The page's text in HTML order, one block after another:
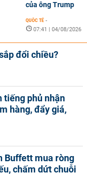
của ông Trump
QUỐC TẾ -
07:41 | 04/08/2026
đổi chiều?
tiếng phủ nhận
hàng, đẩy giá,
Buffett mua ròng
chấm dứt chuỗi